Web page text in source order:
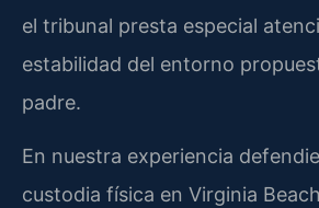
el tribunal presta especial
estabilidad del entorno
padre.
En nuestra experiencia
custodia física en Virginia